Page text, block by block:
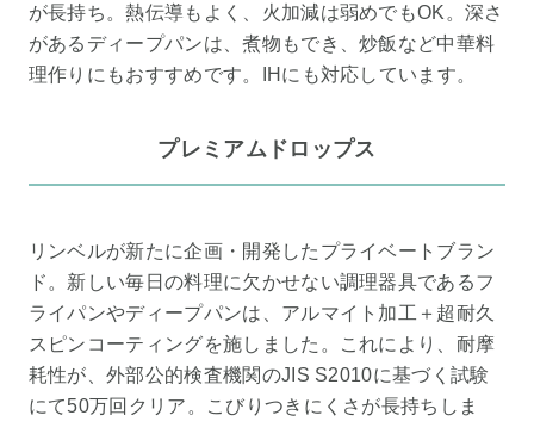
が長持ち。熱伝導もよく、火加減は弱めでもOK。深さ
があるディープパンは、煮物もでき、炒飯など中華料
理作りにもおすすめです。IHにも対応しています。
プレミアムドロップス
リンベルが新たに企画・開発したプライベートブラン
ド。新しい毎日の料理に欠かせない調理器具であるフ
ライパンやディープパンは、アルマイト加工＋超耐久
スピンコーティングを施しました。これにより、耐摩
耗性が、外部公的検査機関のJIS S2010に基づく試験
にて50万回クリア。こびりつきにくさが長持ちしま